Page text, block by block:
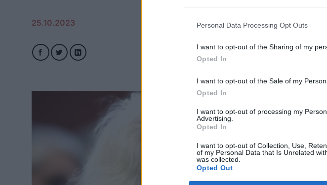
Personal Data Processing Opt Outs
I want to opt-out of the Sharing of my
Opted In
I want to opt-out of the Sale of my
Opted In
I want to opt-out of processing my
Advertising.
Opted In
I want to opt-out of Collection, Use,
of my Personal Data that Is Unrelated
was collected.
Opted Out
25.10.2023